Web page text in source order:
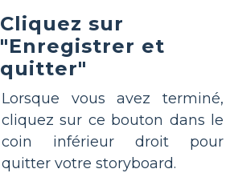
Cliquez sur
"Enregistrer et
quitter"
Lorsque vous avez terminé,
cliquez sur ce bouton dans le
coin inférieur droit pour
quitter votre storyboard.